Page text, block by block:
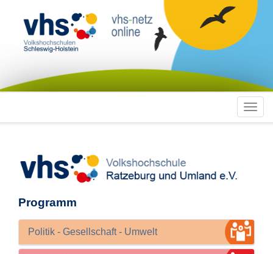
Programm
Politik - Gesellschaft - Umwelt